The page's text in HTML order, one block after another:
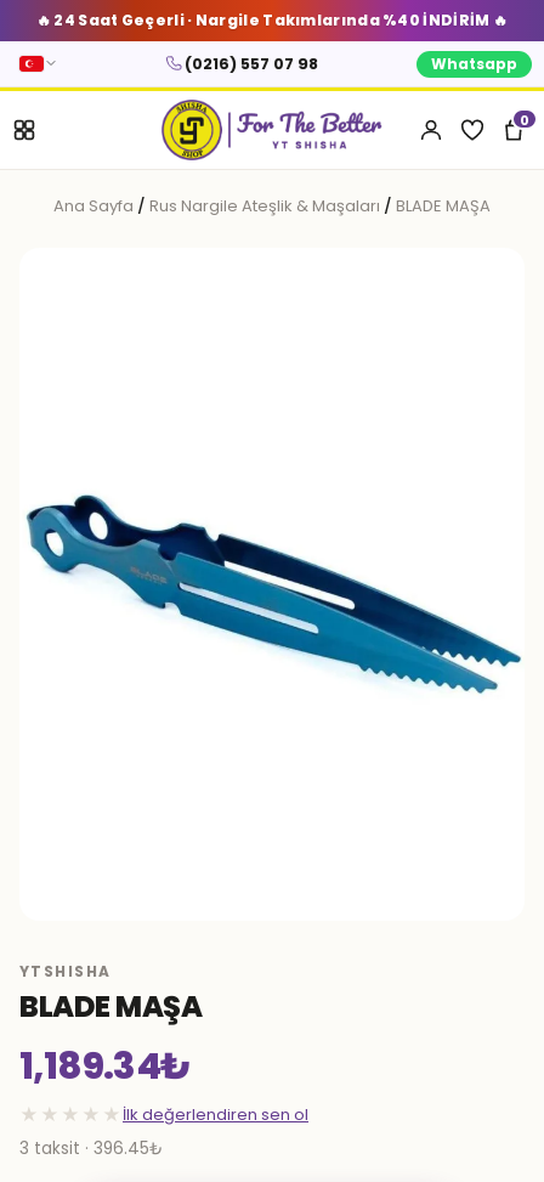
🔥 24 Saat Geçerli · Nargile Takımlarında %40 İNDİRİM 🔥
(0216) 557 07 98 Whatsapp
0
Ana Sayfa / Rus Nargile Ateşlik & Maşaları / BLADE MAŞA
YTSHISHA
BLADE MAŞA
1,189.34₺
★★★★★ İlk değerlendiren sen ol
3 taksit · 396.45₺